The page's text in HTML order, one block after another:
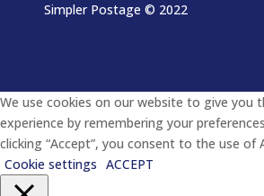
Simpler Postage © 2022
We use cookies on our website to give you
experience by remembering your
clicking “Accept”, you consent to the use of
Cookie settings ACCEPT